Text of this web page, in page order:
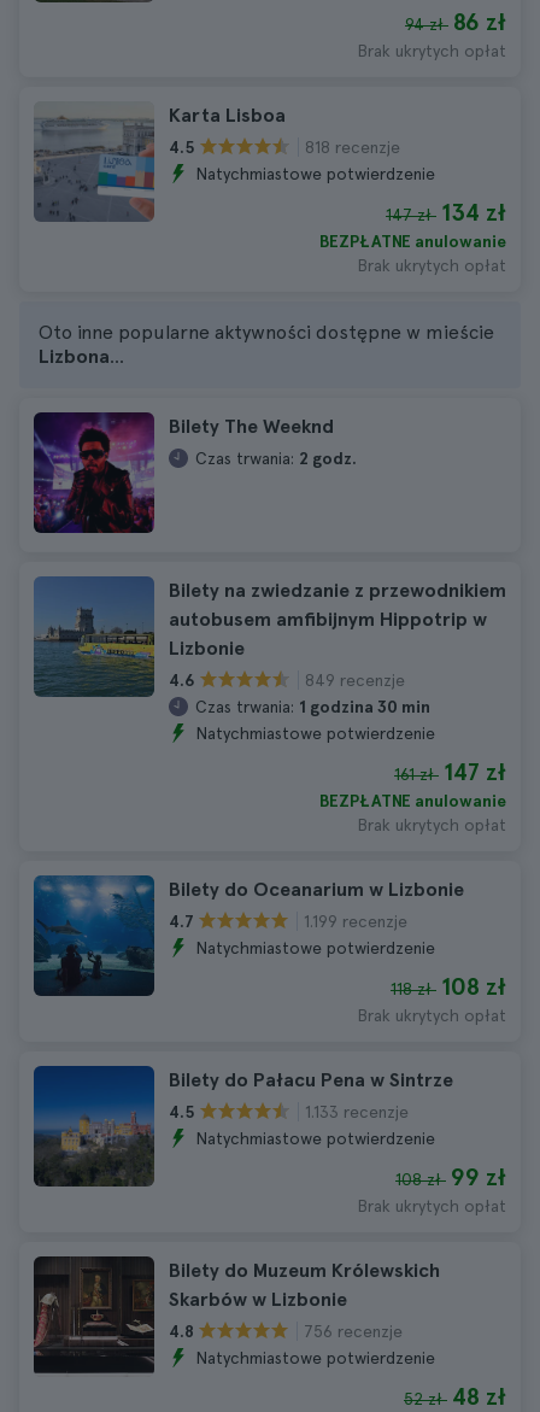
94 zł 86 zł
Brak ukrytych opłat
Karta Lisboa
4.5
818 recenzje
Natychmiastowe potwierdzenie
147 zł 134 zł
BEZPŁATNE anulowanie
Brak ukrytych opłat
Oto inne popularne aktywności dostępne w mieście
Lizbona...
Bilety The Weeknd
Czas trwania: 2 godz.
Bilety na zwiedzanie z przewodnikiem
autobusem amfibijnym Hippotrip w
Lizbonie
4.6
849 recenzje
Czas trwania: 1 godzina 30 min
Natychmiastowe potwierdzenie
161 zł 147 zł
BEZPŁATNE anulowanie
Brak ukrytych opłat
Bilety do Oceanarium w Lizbonie
4.7
1.199 recenzje
Natychmiastowe potwierdzenie
118 zł 108 zł
Brak ukrytych opłat
Bilety do Pałacu Pena w Sintrze
4.5
1.133 recenzje
Natychmiastowe potwierdzenie
108 zł 99 zł
Brak ukrytych opłat
Bilety do Muzeum Królewskich
Skarbów w Lizbonie
4.8
756 recenzje
Natychmiastowe potwierdzenie
52 zł 48 zł